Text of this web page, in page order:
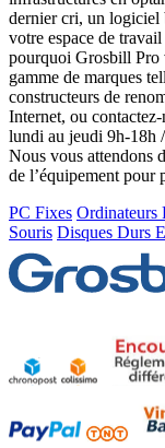
dernier cri, un logiciel
votre espace de
pourquoi Grosbill Pro
gamme de marques
constructeurs de
Internet, ou
lundi au jeudi 9h-18h
Nous vous attendons
de l’équipement pour
PC Fixes Ordinateurs
Souris Disques Durs